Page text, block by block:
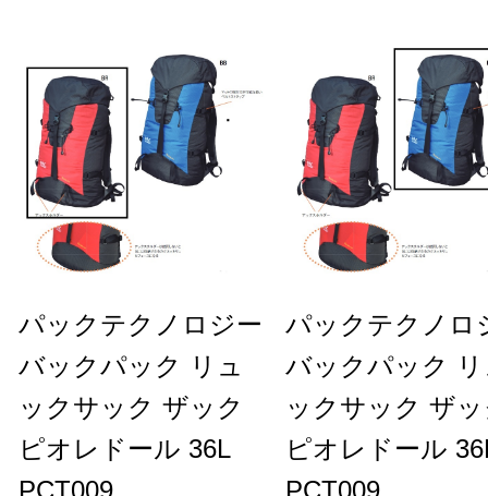
パックテクノロジー
バックパック リュ
ックサック ザック
ピオレドール 36L
PCT009
パックテクノロ
バックパック
ックサック ザ
ピオレドール
PCT009